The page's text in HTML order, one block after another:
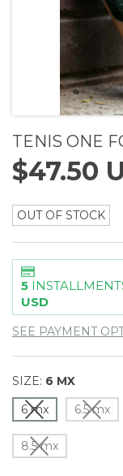
TENIS ONE
$47.50
OUT OF STOCK
5
USD
SEE PAYMENT
SIZE: 6 MX
6 mx
6.5 mx
8.5 mx